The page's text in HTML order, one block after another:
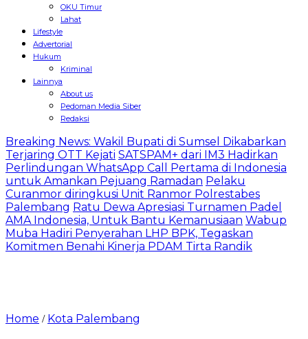
OKU Timur
Lahat
Lifestyle
Advertorial
Hukum
Kriminal
Lainnya
About us
Pedoman Media Siber
Redaksi
Breaking News: Wakil Bupati di Sumsel Dikabarkan
Terjaring OTT Kejati SATSPAM+ dari IM3 Hadirkan
Perlindungan WhatsApp Call Pertama di Indonesia
untuk Amankan Pejuang Ramadan Pelaku
Curanmor diringkusi Unit Ranmor Polrestabes
Palembang Ratu Dewa Apresiasi Turnamen Padel
AMA Indonesia, Untuk Bantu Kemanusiaan Wabup
Muba Hadiri Penyerahan LHP BPK, Tegaskan
Komitmen Benahi Kinerja PDAM Tirta Randik
Home / Kota Palembang